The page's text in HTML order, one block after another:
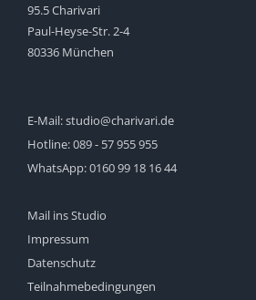
95.5 Charivari
Paul-Heyse-Str. 2-4
80336 München
E-Mail:studio@charivari.de
Hotline:089 - 57 955 955
WhatsApp:0160 99 18 16 44
Mail ins Studio
Impressum
Datenschutz
Teilnahmebedingungen